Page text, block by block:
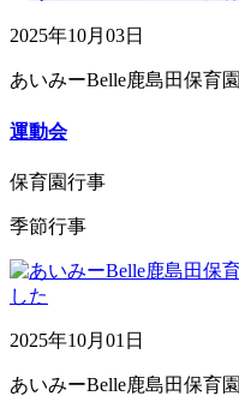
2025年10月03日
あいみーBelle鹿島田保育園
運動会
保育園行事
季節行事
2025年10月01日
あいみーBelle鹿島田保育園